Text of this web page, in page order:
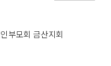
부모회 금산지회